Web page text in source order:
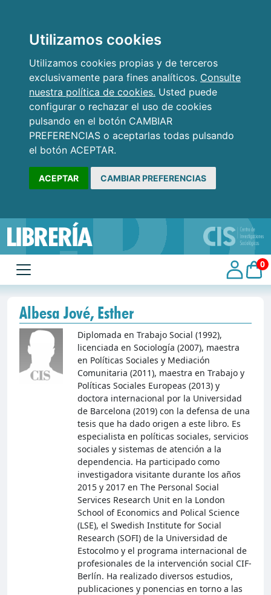
Utilizamos cookies
Utilizamos cookies propias y de terceros
exclusivamente para fines analíticos. Consulte
nuestra política de cookies. Usted puede
configurar o rechazar el uso de cookies
pulsando en el botón CAMBIAR
PREFERENCIAS o aceptarlas todas pulsando
el botón ACEPTAR.
ACEPTAR CAMBIAR PREFERENCIAS
0
Albesa Jové, Esther
Diplomada en Trabajo Social (1992),
licenciada en Sociología (2007), maestra
en Políticas Sociales y Mediación
Comunitaria (2011), maestra en Trabajo y
Políticas Sociales Europeas (2013) y
doctora internacional por la Universidad
de Barcelona (2019) con la defensa de una
tesis que ha dado origen a este libro. Es
especialista en políticas sociales, servicios
sociales y sistemas de atención a la
dependencia. Ha participado como
investigadora visitante durante los años
2015 y 2017 en The Personal Social
Services Research Unit en la London
School of Economics and Polical Science
(LSE), el Swedish Institute for Social
Research (SOFI) de la Universidad de
Estocolmo y el programa internacional de
profesionales de la intervención social CIF-
Berlín. Ha realizado diversos estudios,
publicaciones y ponencias en torno a las